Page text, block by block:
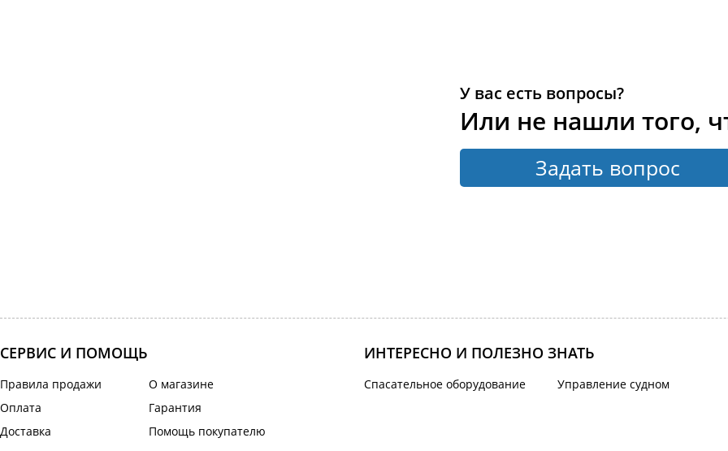
У вас есть вопросы?
Или не нашли того,
Задать вопрос
СЕРВИС И ПОМОЩЬ
Правила продажи
Оплата
Доставка
О магазине
Гарантия
Помощь покупателю
ИНТЕРЕСНО И ПОЛЕЗНО ЗНАТЬ
Спасательное оборудование Управление судном